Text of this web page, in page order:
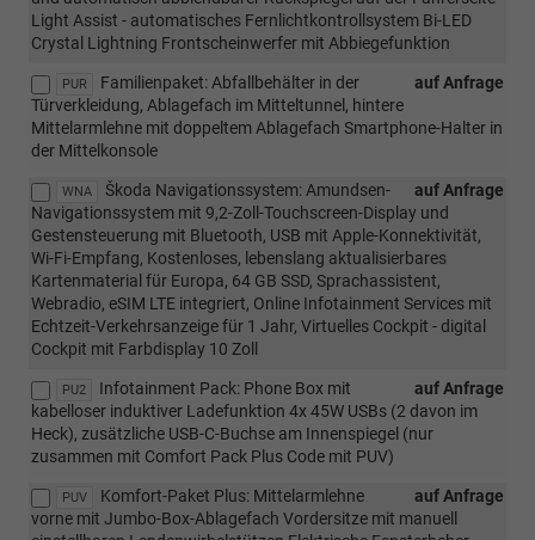
Light Assist - automatisches Fernlichtkontrollsystem Bi-LED
Crystal Lightning Frontscheinwerfer mit Abbiegefunktion
PUR auf Anfrage
Familienpaket: Abfallbehälter in der
Türverkleidung, Ablagefach im Mitteltunnel, hintere
Mittelarmlehne mit doppeltem Ablagefach Smartphone-Halter in
der Mittelkonsole
WNA auf Anfrage
Škoda Navigationssystem: Amundsen-
Navigationssystem mit 9,2-Zoll-Touchscreen-Display und
Gestensteuerung mit Bluetooth, USB mit Apple-Konnektivität,
Wi-Fi-Empfang, Kostenloses, lebenslang aktualisierbares
Kartenmaterial für Europa, 64 GB SSD, Sprachassistent,
Webradio, eSIM LTE integriert, Online Infotainment Services mit
Echtzeit-Verkehrsanzeige für 1 Jahr, Virtuelles Cockpit - digital
Cockpit mit Farbdisplay 10 Zoll
PU2 auf Anfrage
Infotainment Pack: Phone Box mit
kabelloser induktiver Ladefunktion 4x 45W USBs (2 davon im
Heck), zusätzliche USB-C-Buchse am Innenspiegel (nur
zusammen mit Comfort Pack Plus Code mit PUV)
PUV auf Anfrage
Komfort-Paket Plus: Mittelarmlehne
vorne mit Jumbo-Box-Ablagefach Vordersitze mit manuell